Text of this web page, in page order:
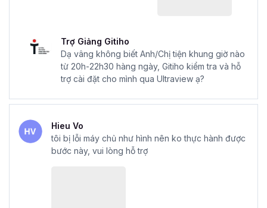
Trợ Giảng Gitiho
Dạ vâng không biết Anh/Chị tiện khung giờ nào
từ 20h-22h30 hàng ngày, Gitiho kiểm tra và hỗ
trợ cài đặt cho mình qua Ultraview ạ?
Hieu Vo
tôi bị lỗi máy chủ như hình nên ko thực hành được
bước này, vui lòng hỗ trợ